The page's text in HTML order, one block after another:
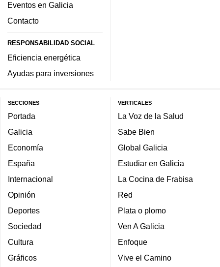
Eventos en Galicia
Contacto
RESPONSABILIDAD SOCIAL
Eficiencia energética
Ayudas para inversiones
SECCIONES
Portada
Galicia
Economía
España
Internacional
Opinión
Deportes
Sociedad
Cultura
Gráficos
VERTICALES
La Voz de la Salud
Sabe Bien
Global Galicia
Estudiar en Galicia
La Cocina de Frabisa
Red
Plata o plomo
Ven A Galicia
Enfoque
Vive el Camino